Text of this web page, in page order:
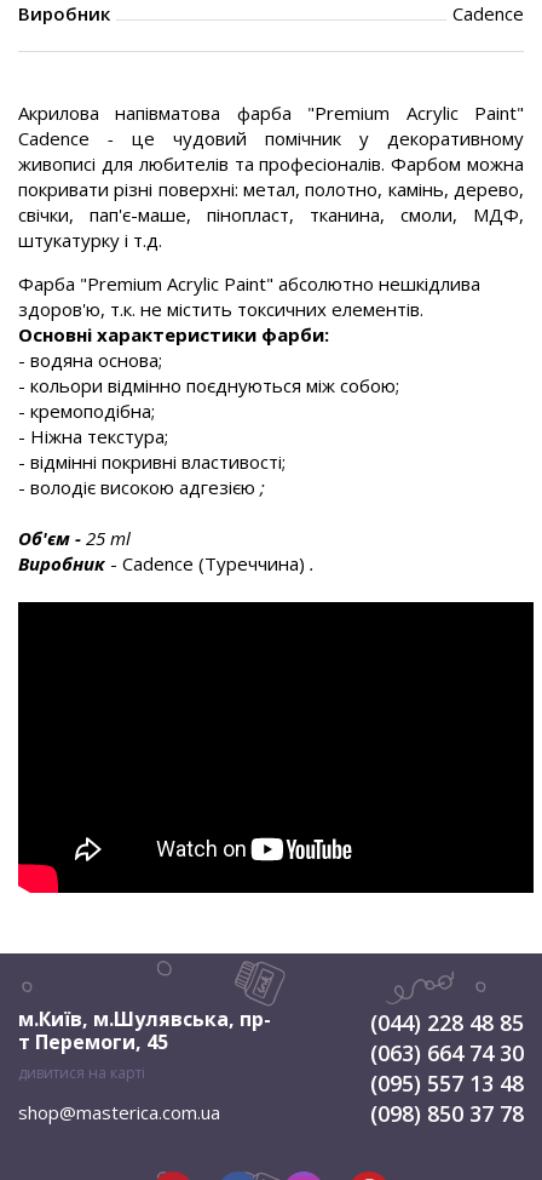
Виробник
Cadence
Акрилова напівматова фарба "Premium Acrylic Paint"
Cadence - це
чудовий помічник у декоративному
живописі для любителів та професіоналів. Фарбом можна
покривати різні поверхні: метал, полотно, камінь, дерево,
свічки, пап'є-маше, пінопласт, тканина, смоли, МДФ,
штукатурку і т.д.
Фарба "Premium Acrylic Paint" абсолютно нешкідлива
здоров'ю, т.к. не містить токсичних елементів.
Основні характеристики фарби:
- водяна основа;
- кольори відмінно поєднуються між собою;
- кремоподібна;
- Ніжна текстура;
- відмінні покривні властивості;
- володіє високою адгезією ;
Об'єм - 25 ml
Виробник - Cadence (Туреччина) .
м.Київ, м.Шулявська, пр-
т Перемоги, 45
дивитися на карті
shop@masterica.com.ua
(044) 228 48 85
(063) 664 74 30
(095) 557 13 48
(098) 850 37 78